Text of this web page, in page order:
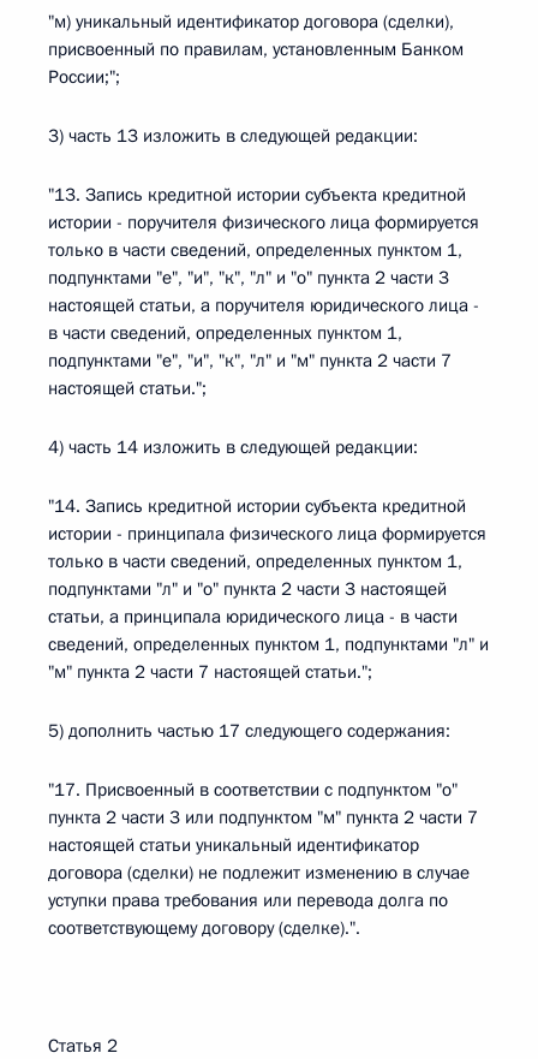
"м) уникальный идентификатор договора (сделки),
присвоенный по правилам, установленным Банком
России;";
3) часть 13 изложить в следующей редакции:
"13. Запись кредитной истории субъекта кредитной
истории - поручителя физического лица формируется
только в части сведений, определенных пунктом 1,
подпунктами "е", "и", "к", "л" и "о" пункта 2 части 3
настоящей статьи, а поручителя юридического лица -
в части сведений, определенных пунктом 1,
подпунктами "е", "и", "к", "л" и "м" пункта 2 части 7
настоящей статьи.";
4) часть 14 изложить в следующей редакции:
"14. Запись кредитной истории субъекта кредитной
истории - принципала физического лица формируется
только в части сведений, определенных пунктом 1,
подпунктами "л" и "о" пункта 2 части 3 настоящей
статьи, а принципала юридического лица - в части
сведений, определенных пунктом 1, подпунктами "л" и
"м" пункта 2 части 7 настоящей статьи.";
5) дополнить частью 17 следующего содержания:
"17. Присвоенный в соответствии с подпунктом "о"
пункта 2 части 3 или подпунктом "м" пункта 2 части 7
настоящей статьи уникальный идентификатор
договора (сделки) не подлежит изменению в случае
уступки права требования или перевода долга по
соответствующему договору (сделке).".
Статья 2